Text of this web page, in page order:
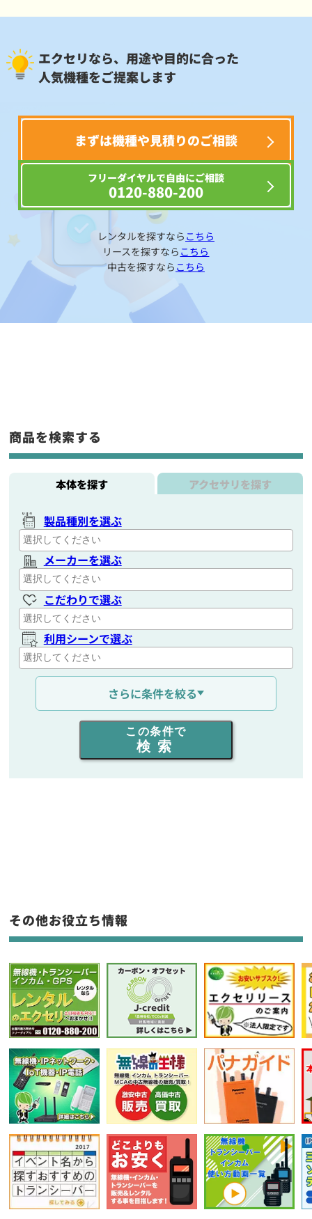
エクセリなら、用途や目的に合った
人気機種をご提案します
まずは機種や見積りのご相談
フリーダイヤルで自由にご相談
0120-880-200
レンタルを探すなら こちら
リースを探すなら こちら
中古を探すなら こちら
商品を検索する
本体を探す アクセサリを探す
製品種別を選ぶ
メーカーを選ぶ
こだわりで選ぶ
利用シーンで選ぶ
通信距離を選ぶ
出力を選ぶ
同時通話人数を選ぶ
フリーワード入力(製品名等)
選択条件をリセット
さらに条件を絞る
この条件で
検索
その他お役立ち情報